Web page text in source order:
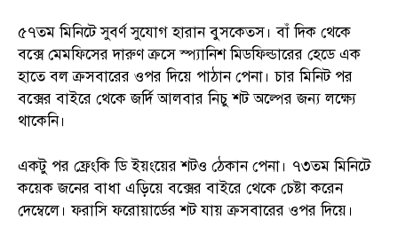
৫৭তম মিনিটে সুবর্ণ সুযোগ হারান বুসকেতস। বাঁ দিক থেকে
বক্সে মেমফিসের দারুণ ক্রসে স্প্যানিশ মিডফিল্ডারের হেডে এক
হাতে বল ক্রসবারের ওপর দিয়ে পাঠান পেনা। চার মিনিট পর
বক্সের বাইরে থেকে জর্দি আলবার নিচু শট অল্পের জন্য লক্ষ্যে
থাকেনি।
একটু পর ফ্রেংকি ডি ইয়ংয়ের শটও ঠেকান পেনা। ৭৩তম মিনিটে
কয়েক জনের বাধা এড়িয়ে বক্সের বাইরে থেকে চেষ্টা করেন
দেম্বেলে। ফরাসি ফরোয়ার্ডের শট যায় ক্রসবারের ওপর দিয়ে।